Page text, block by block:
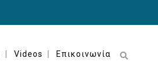
Videos Επικοινωνία